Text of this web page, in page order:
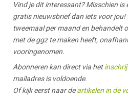
Vind je dit interessant? Misschien is
gratis nieuwsbrief dan iets voor jou!
tweemaal per maand en behandelt
met de ggz te maken heeft,
vooringenomen.
Abonneren kan direct via het
mailadres is voldoende.
Of kijk eerst naar deartikelen in de